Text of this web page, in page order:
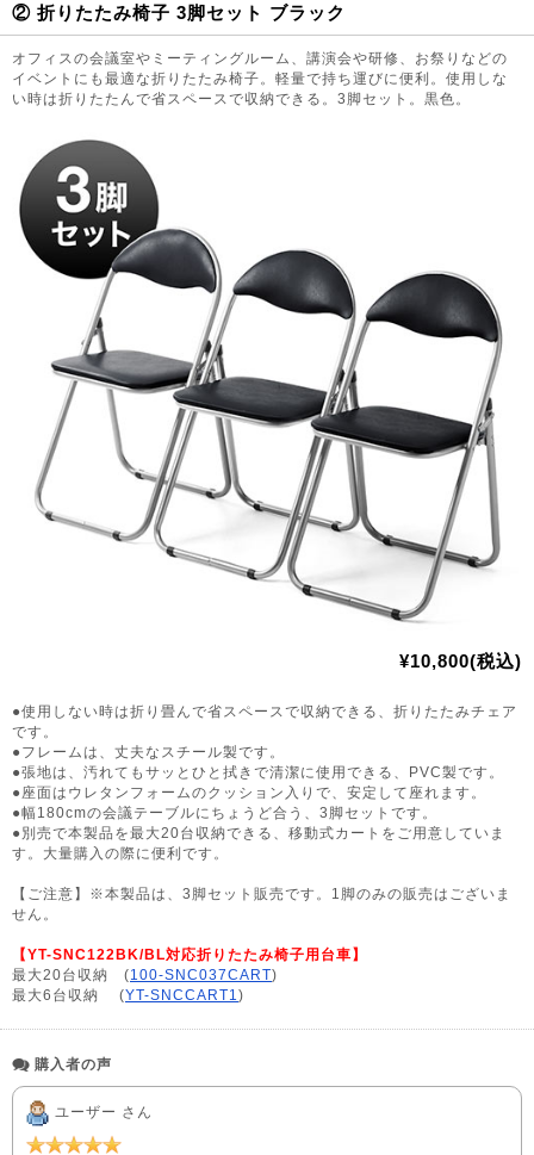
② 折りたたみ椅子 3脚セット ブラック
オフィスの会議室やミーティングルーム、講演会や研修、お祭りなどの
イベントにも最適な折りたたみ椅子。軽量で持ち運びに便利。使用しな
い時は折りたたんで省スペースで収納できる。3脚セット。黒色。
¥10,800(税込)
●使用しない時は折り畳んで省スペースで収納できる、折りたたみチェア
です。
●フレームは、丈夫なスチール製です。
●張地は、汚れてもサッとひと拭きで清潔に使用できる、PVC製です。
●座面はウレタンフォームのクッション入りで、安定して座れます。
●幅180cmの会議テーブルにちょうど合う、3脚セットです。
●別売で本製品を最大20台収納できる、移動式カートをご用意していま
す。大量購入の際に便利です。
【ご注意】※本製品は、3脚セット販売です。1脚のみの販売はございま
せん。
【YT-SNC122BK/BL対応折りたたみ椅子用台車】
最大20台収納 (100-SNC037CART)
最大6台収納 (YT-SNCCART1 )
購入者の声
ユーザー さん